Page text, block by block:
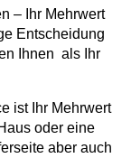
– Ihr Mehrwert
Entscheidung
Ihnen als Ihr
ist Ihr Mehrwert
oder eine
aber auch